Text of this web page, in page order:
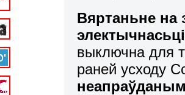
Вяртаньне на
выключна для
раней усходу